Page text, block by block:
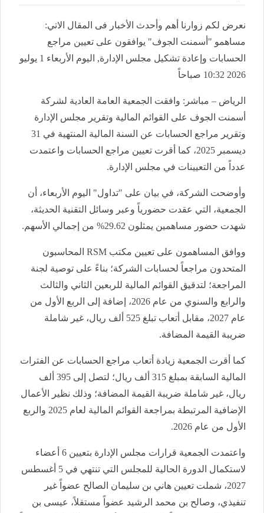
نعرض لكم زوارنا أهم وأحدث الأخبار فى المقال الاتي:
مساهمو "أسمنت الجوف" يوافقون على تعيين مراجع
الحسابات وإعادة تشكيل مجلس الإدارة, اليوم الأربعاء 1 يوليو
2026 10:32 صباحاً
الرياض – مباشر: وافقت الجمعية العامة العادية لشركة
أسمنت الجوف على القوائم المالية وتقرير مجلس الإدارة
وتقرير مراجع الحسابات عن السنة المالية المنتهية في 31
ديسمبر 2025، كما أقرت تعيين مراجع الحسابات واعتمدت
عدداً من التعيينات في مجلس الإدارة.
وأوضحت الشركة، في بيان على "تداول" اليوم الأربعاء، أن
الجمعية، التي عقدت حضورياً وعبر وسائل التقنية الحديثة،
شهدت حضور مساهمين يمثلون 29.62% من إجمالي الأسهم
.
ووافق المساهمون على تعيين مكتب RSM المحاسبون
المتحدون مراجعاً لحسابات الشركة؛ بناءً على توصية لجنة
المراجعة؛ لتدقيق القوائم المالية للربعين الثاني والثالث
والرابع والسنوي من عام 2026، إضافة إلى الربع الأول من
عام 2027، مقابل أتعاب تبلغ 525 ألف ريال، غير شاملة
ضريبة القيمة المضافة.
كما أقرت الجمعية زيادة أتعاب مراجع الحسابات عن الفترات
المالية السابقة بمبلغ 315 ألف ريال؛ لتصل إلى 395 ألف
ريال، غير شاملة ضريبة القيمة المضافة؛ وذلك نظير الأعمال
الإضافية المرتبطة بمراجعة القوائم المالية لعام 2025 والربع
الأول من عام 2026
.
واعتمدت الجمعية قرارات مجلس الإدارة بتعيين 6 أعضاء
لاستكمال الدورة الحالية للمجلس التي تنتهي في 5 أغسطس
2027، شملت تعيين هاني بن سليمان الصالح عضواً غير
تنفيذي، وصالح بن محمد الرشيد عضواً مستقلاً، عيسى بن